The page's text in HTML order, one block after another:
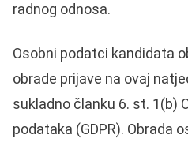
radnog odnosa.
Osobni podatci kandidata
obrade prijave na ovaj
sukladno članku 6. st. 1(b)
podataka (GDPR). Obrada